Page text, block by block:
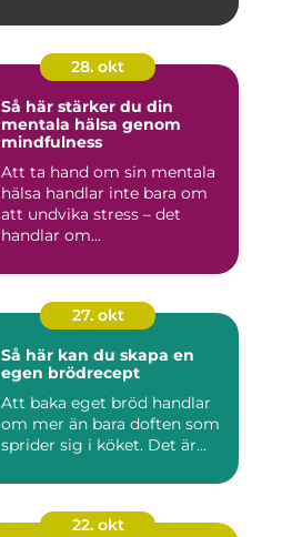
28. okt
Så här stärker du din
mentala hälsa genom
mindfulness
Att ta hand om sin mentala
hälsa handlar inte bara om
att undvika stress – det
handlar om...
27. okt
Så här kan du skapa en
egen brödrecept
Att baka eget bröd handlar
om mer än bara doften som
sprider sig i köket. Det är...
22. okt